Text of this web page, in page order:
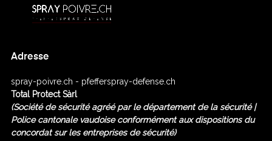
Adresse
spray-poivre.ch - pfefferspray-defense.ch
Total Protect Sàrl
(Société de sécurité agréépar le département de la sécurité |
Police cantonale vaudoise conformément aux dispositions du
concordat sur les entreprises de sécurité)